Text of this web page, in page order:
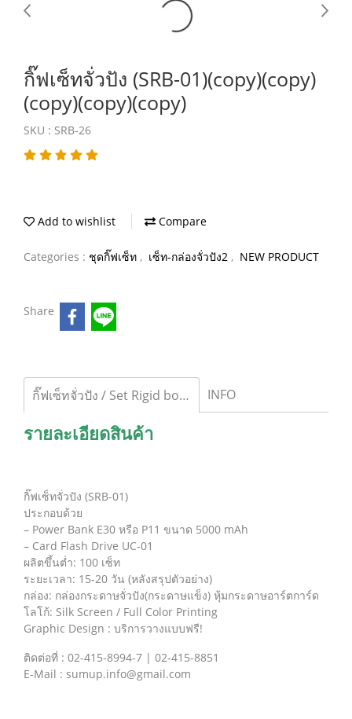
กิ๊ฟเซ็ทจั่วปัง (SRB-01)(copy)(copy)
(copy)(copy)(copy)
SKU : SRB-26
Add to wishlist Compare
Categories : ชุดกิ๊ฟเซ็ท , เซ็ท-กล่องจั่วปัง2 , NEW PRODUCT
Share
กิ๊ฟเซ็ทจั่วปัง / Set Rigid box_01 INFO
รายละเอียดสินค้า
กิ๊ฟเซ็ทจั่วปัง (SRB-01)
ประกอบด้วย
– Power Bank E30 หรือ P11 ขนาด 5000 mAh
– Card Flash Drive UC-01
ผลิตขึ้นต่ำ: 100 เซ็ท
ระยะเวลา: 15-20 วัน (หลังสรุปตัวอย่าง)
กล่อง: กล่องกระดาษจั่วปัง(กระดาษแข็ง) หุ้มกระดาษอาร์ตการ์ด
โลโก้: Silk Screen / Full Color Printing
Graphic Design : บริการวางแบบฟรี!
ติดต่อที่ : 02-415-8994-7 | 02-415-8851
E-Mail : sumup.info@gmail.com